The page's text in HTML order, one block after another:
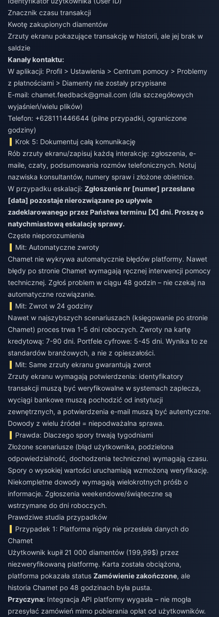
Znacznik czasu transakcji
Kwotę zakupionych diamentów
Zrzuty ekranu pokazujące transakcję w historii, ale jej brak w
saldzie
Kanały kontaktu:
W aplikacji: Profil > Ustawienia > Centrum pomocy > Problemy
z płatnościami > Diamenty nie zostały przypisane
E-mail: chamet.feedback@gmail.com (dla szczegółowych
wyjaśnień/wielu plików)
Telefon: +628111446644 (pilne przypadki, ograniczone
godziny)
Krok 5: Dokumentuj całą komunikację
Rób zrzuty ekranu/zapisuj każdą interakcję: zgłoszenia, e-
maile, czaty, podsumowania rozmów telefonicznych. Notuj
nazwiska konsultantów, numery spraw i złożone obietnice.
W przypadku eskalacji: Zgłoszenie nr [numer] przesłane
[data] pozostaje nierozwiązane po upływie
zadeklarowanego przez Państwa terminu [X] dni. Proszę o
natychmiastową eskalację sprawy.
Częste nieporozumienia
Mit: Automatyczne zwroty
Chamet nie wykrywa automatycznie błędów platformy. Nawet
błędy po stronie Chamet wymagają ręcznej interwencji pomocy
technicznej. Zgłoś problem w ciągu 48 godzin – nie czekaj na
automatyczne rozwiązanie.
Mit: Zwrot w 24 godziny
Nawet w najszybszych scenariuszach (księgowanie po stronie
Chamet) proces trwa 1-5 dni roboczych. Zwroty na kartę
kredytową: 7-90 dni. Portfele cyfrowe: 5-45 dni. Wynika to ze
standardów branżowych, a nie z opieszałości.
Mit: Same zrzuty ekranu gwarantują zwrot
Zrzuty ekranu wymagają potwierdzenia: identyfikatory
transakcji muszą być weryfikowalne w systemach zaplecza,
wyciągi bankowe muszą pochodzić od instytucji
zewnętrznych, a potwierdzenia e-mail muszą być autentyczne.
Dowody z wielu źródeł = niepodważalna sprawa.
Prawda: Dlaczego spory trwają tygodniami
Złożone scenariusze (błąd użytkownika, podzielona
odpowiedzialność, dochodzenia techniczne) wymagają czasu.
Spory o wysokiej wartości uruchamiają wzmożoną weryfikację.
Niekompletne dowody wymagają wielokrotnych próśb o
informacje. Zgłoszenia weekendowe/świąteczne są
wstrzymane do dni roboczych.
Prawdziwe studia przypadków
Przypadek 1: Platforma nigdy nie przesłała danych do
Chamet
Użytkownik kupił 21 000 diamentów (199,99$) przez
niezweryfikowaną platformę. Karta została obciążona,
platforma pokazała status Zamówienie zakończone, ale
historia Chamet po 48 godzinach była pusta.
Przyczyna: Integracja API platformy wygasła – nie mogła
przesyłać zamówień mimo pobierania opłat od użytkowników.